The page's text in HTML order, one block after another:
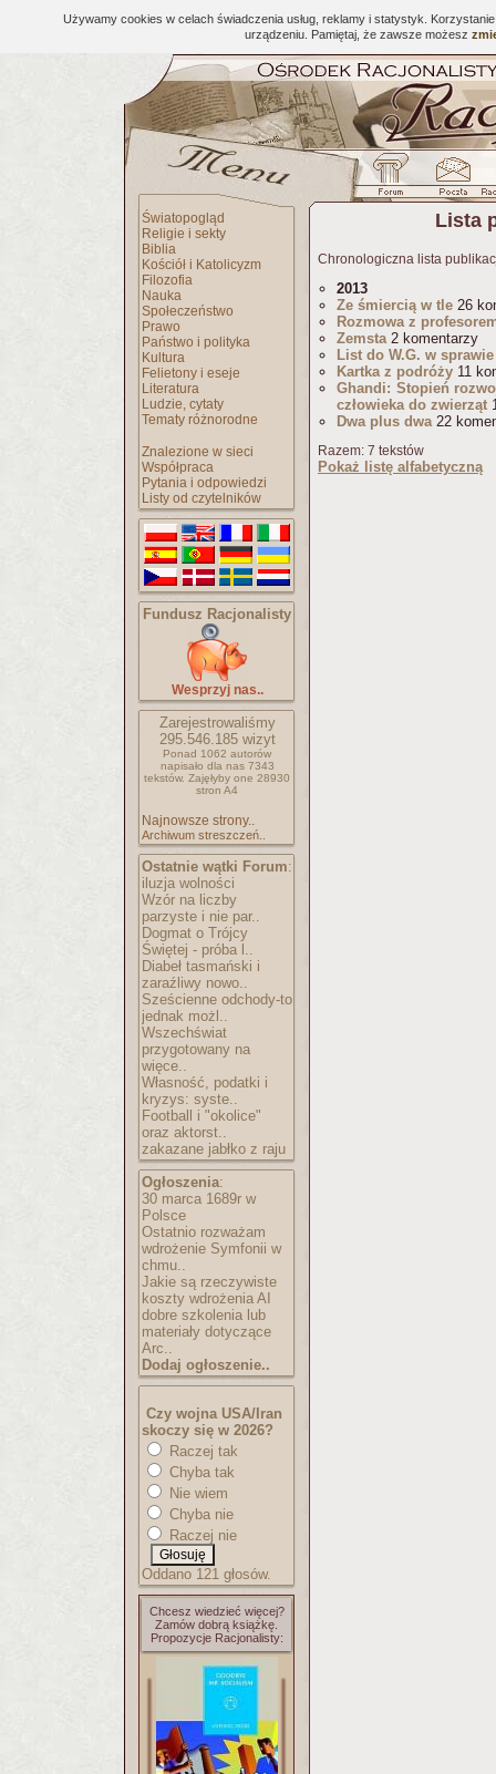
Używamy cookies w celach świadczenia usług, reklamy i statystyk.
urządzeniu. Pamiętaj, że zawsze możesz
Światopogląd
Religie i sekty
Biblia
Kościół i Katolicyzm
Filozofia
Nauka
Społeczeństwo
Prawo
Państwo i polityka
Kultura
Felietony i eseje
Literatura
Ludzie, cytaty
Tematy różnorodne
Znalezione w sieci
Współpraca
Pytania i odpowiedzi
Listy od czytelników
Fundusz Racjonalisty
Wesprzyj nas..
Zarejestrowaliśmy
295.546.185wizyt
Ponad 1062 autorów
napisało dla nas 7343
tekstów. Zajęłyby one 28930
stron A4
Najnowsze strony..
Archiwum streszczeń..
Ostatnie wątki Forum:
iluzja wolności
Wzór na liczby
parzyste i nie par..
Dogmat o Trójcy
Świętej - próba l..
Diabeł tasmański i
zaraźliwy nowo..
Sześcienne odchody-to
jednak możl..
Wszechświat
przygotowany na
więce..
Własność, podatki i
kryzys: syste..
Football i "okolice"
oraz aktorst..
zakazane jabłko z raju
Ogłoszenia:
30 marca 1689r w
Polsce
Ostatnio rozważam
wdrożenie Symfonii w
chmu..
Jakie są rzeczywiste
koszty wdrożenia AI
dobre szkolenia lub
materiały dotyczące
Arc..
Dodaj ogłoszenie..
Czy wojna USA/Iran
skoczy się w 2026?
Raczej tak
Chyba tak
Nie wiem
Chyba nie
Raczej nie
Oddano 121 głosów.
Chcesz wiedzieć więcej?
Zamów dobrą książkę.
Propozycje Racjonalisty:
Lista
Chronologiczna lista
2013
Ze śmiercią w tle 26
Rozmowa z
Zemsta2 komentarzy
List do W.G. w
Kartka z podróży 11
Ghandi: Stopień
człowieka do zwierząt
Dwa plus dwa22
Razem: 7 tekstów
Pokaż listę alfabetyczną